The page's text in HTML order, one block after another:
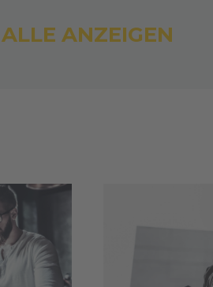
ALLE ANZEIGEN